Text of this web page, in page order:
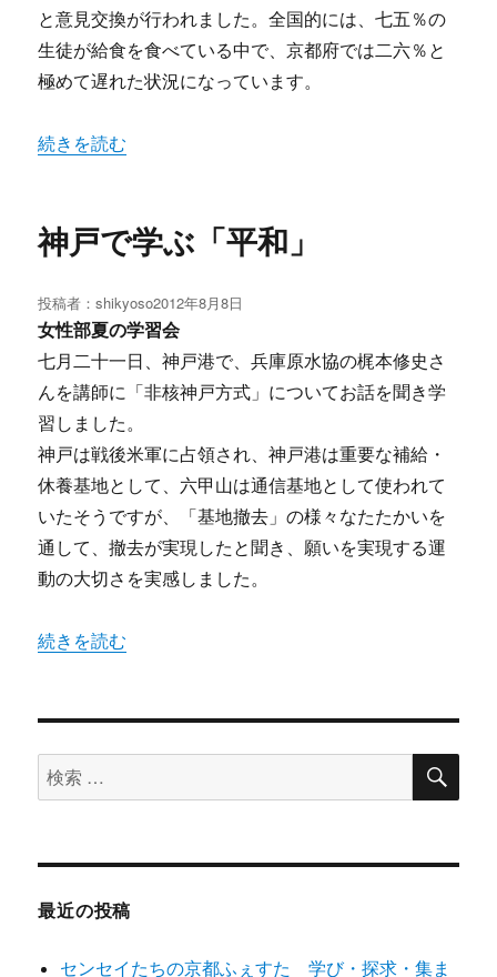
と意見交換が行われました。全国的には、七五％の
生徒が給食を食べている中で、京都府では二六％と
極めて遅れた状況になっています。
“中学校にも学校給食を！” の
続きを読む
神戸で学ぶ「平和」
投稿者：shikyoso投
稿
日:
2012年8月8日
女性部夏の学習会
七月二十一日、神戸港で、兵庫原水協の梶本修史さ
んを講師に「非核神戸方式」についてお話を聞き学
習しました。
神戸は戦後米軍に占領され、神戸港は重要な補給・
休養基地として、六甲山は通信基地として使われて
いたそうですが、「基地撤去」の様々なたたかいを
通して、撤去が実現したと聞き、願いを実現する運
動の大切さを実感しました。
“神戸で学ぶ「平和」” の
続きを読む
検
索
象:
検
最近の投稿
センセイたちの京都ふぇすた 学び・探求・集ま